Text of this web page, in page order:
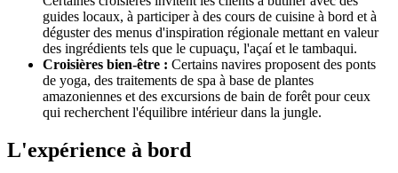
guides locaux, à participer à des cours de cuisine à bord et à
déguster des menus d'inspiration régionale mettant en valeur
des ingrédients tels que le cupuaçu, l'açaí et le tambaqui.
Croisières bien-être : Certains navires proposent des ponts
de yoga, des traitements de spa à base de plantes
amazoniennes et des excursions de bain de forêt pour ceux
qui recherchent l'équilibre intérieur dans la jungle.
L'expérience à bord